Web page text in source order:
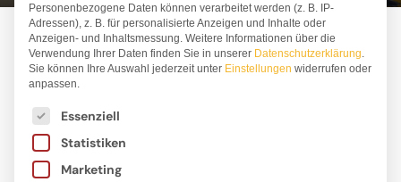
Personenbezogene Daten können verarbeitet werden (z. B. IP-
Adressen), z. B. für personalisierte Anzeigen und Inhalte oder
Anzeigen- und Inhaltsmessung. Weitere Informationen über die
Verwendung Ihrer Daten finden Sie in unserer Datenschutzerklärung.
Sie können Ihre Auswahl jederzeit unter Einstellungen widerrufen oder
anpassen.
Es folgt eine Liste der Service-Gruppen, für die
Essenziell
Statistiken
Marketing